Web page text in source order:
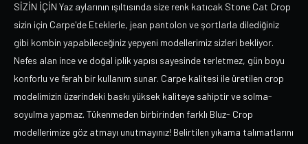
SİZİN İÇİN Yaz aylarının ışıltısında size renk katıcak Stone Cat Crop
sizin için Carpe'de Eteklerle, jean pantolon ve şortlarla dilediğiniz
gibi kombin yapabileceğiniz yepyeni modellerimiz sizleri bekliyor.
Nefes alan ince ve doğal iplik yapısı sayesinde terletmez, gün boyu
konforlu ve ferah bir kullanım sunar. Carpe kalitesi ile üretilen crop
modelimizin üzerindeki baskı yüksek kaliteye sahiptir ve solma-
soyulma yapmaz. Tükenmeden birbirinden farklı Bluz- Crop
modellerimize göz atmayı unutmayınız! Belirtilen yıkama talımatlarını